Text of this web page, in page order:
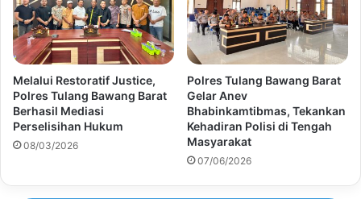
Melalui Restoratif Justice,
Polres Tulang Bawang Barat
Berhasil Mediasi
Perselisihan Hukum
08/03/2026
Polres Tulang Bawang Barat
Gelar Anev
Bhabinkamtibmas, Tekankan
Kehadiran Polisi di Tengah
Masyarakat
07/06/2026